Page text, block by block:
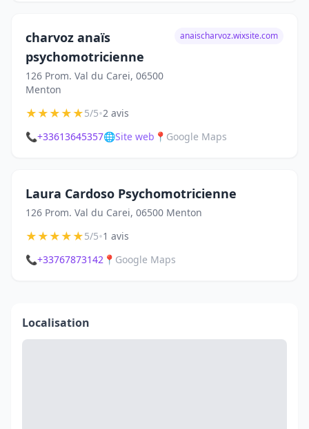
charvoz anaïs
psychomotricienne
126 Prom. Val du Carei, 06500
Menton
anaischarvoz.wixsite.com
★★★★★5/5•2 avis
📞+33613645357🌐Site web 📍 Google Maps
Laura Cardoso Psychomotricienne
126 Prom. Val du Carei, 06500 Menton
★★★★★5/5•1 avis
📞+33767873142 📍 Google Maps
Localisation